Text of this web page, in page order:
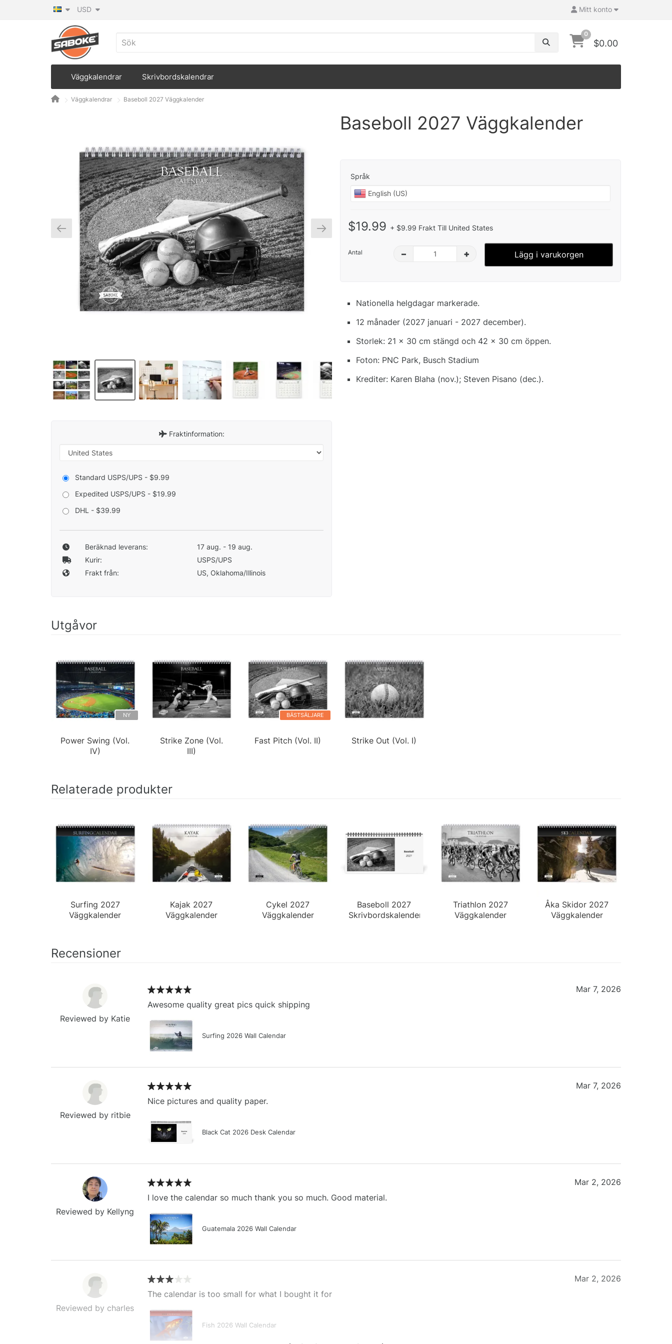
Mitt konto
USD
0
$0.00
Väggkalendrar Skrivbordskalendrar
Väggkalendrar Baseboll 2027 Väggkalender
Fraktinformation:
Standard USPS/UPS - $9.99
Expedited USPS/UPS - $19.99
DHL - $39.99
Beräknad leverans:
17 aug. - 19 aug.
Kurir:
USPS/UPS
Frakt från:
US, Oklahoma/Illinois
Baseboll 2027 Väggkalender
Språk
$19.99 + $9.99 Frakt Till United States
Antal – + Lägg i varukorgen
Nationella helgdagar markerade.
12 månader (2027 januari - 2027 december).
Storlek: 21 x 30 cm stängd och 42 x 30 cm öppen.
Foton: PNC Park, Busch Stadium
Krediter: Karen Blaha (nov.); Steven Pisano (dec.).
Utgåvor
NY
Power Swing (Vol.
IV)
Strike Zone (Vol.
III)
BÄSTSÄLJARE
Fast Pitch (Vol. II) Strike Out (Vol. I)
Relaterade produkter
Surfing 2027
Väggkalender
Kajak 2027
Väggkalender
Cykel 2027
Väggkalender
Baseboll 2027
Skrivbordskalender
Triathlon 2027
Väggkalender
Åka Skidor 2027
Väggkalender
Recensioner
Reviewed by Katie
Awesome quality great pics quick shipping
Surfing 2026 Wall Calendar
Mar 7, 2026
Reviewed by ritbie
Nice pictures and quality paper.
Black Cat 2026 Desk Calendar
Mar 7, 2026
Reviewed by Kellyng
I love the calendar so much thank you so much. Good material.
Guatemala 2026 Wall Calendar
Mar 2, 2026
Reviewed by charles
The calendar is too small for what I bought it for
Fish 2026 Wall Calendar
Mar 2, 2026